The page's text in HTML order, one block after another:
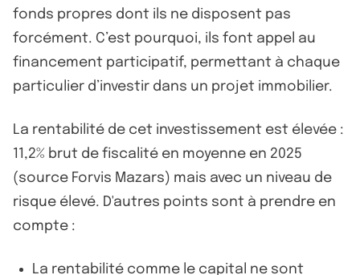
fonds propres dont ils ne disposent pas
forcément. C’est pourquoi, ils font appel au
financement participatif, permettant à chaque
particulier d’investir dans un projet immobilier.
La rentabilité de cet investissement est élevée :
11,2% brut de fiscalité en moyenne en 2025
(source Forvis Mazars) mais avec un niveau de
risque élevé. D'autres points sont à prendre en
compte :
La rentabilité comme le capital ne sont